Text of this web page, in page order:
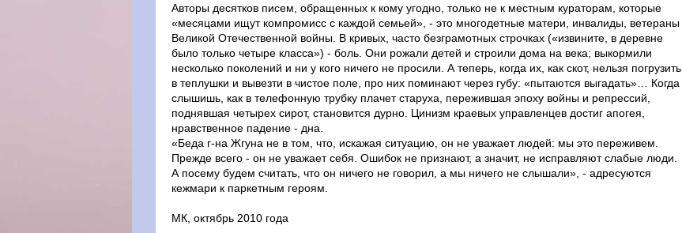
Авторы десятков писем, обращенных к кому угодно, только не к местным кураторам, которые
«месяцами ищут компромисс с каждой семьей», - это многодетные матери, инвалиды, ветераны
Великой Отечественной войны. В кривых, часто безграмотных строчках («извините, в деревне
было только четыре класса») - боль. Они рожали детей и строили дома на века; выкормили
несколько поколений и ни у кого ничего не просили. А теперь, когда их, как скот, нельзя погрузить
в теплушки и вывезти в чистое поле, про них поминают через губу: «пытаются выгадать»… Когда
слышишь, как в телефонную трубку плачет старуха, пережившая эпоху войны и репрессий,
поднявшая четырех сирот, становится дурно. Цинизм краевых управленцев достиг апогея,
нравственное падение - дна.
«Беда г-на Жгуна не в том, что, искажая ситуацию, он не уважает людей: мы это переживем.
Прежде всего - он не уважает себя. Ошибок не признают, а значит, не исправляют слабые люди.
А посему будем считать, что он ничего не говорил, а мы ничего не слышали», - адресуются
кежмари к паркетным героям.
МК, октябрь 2010 года